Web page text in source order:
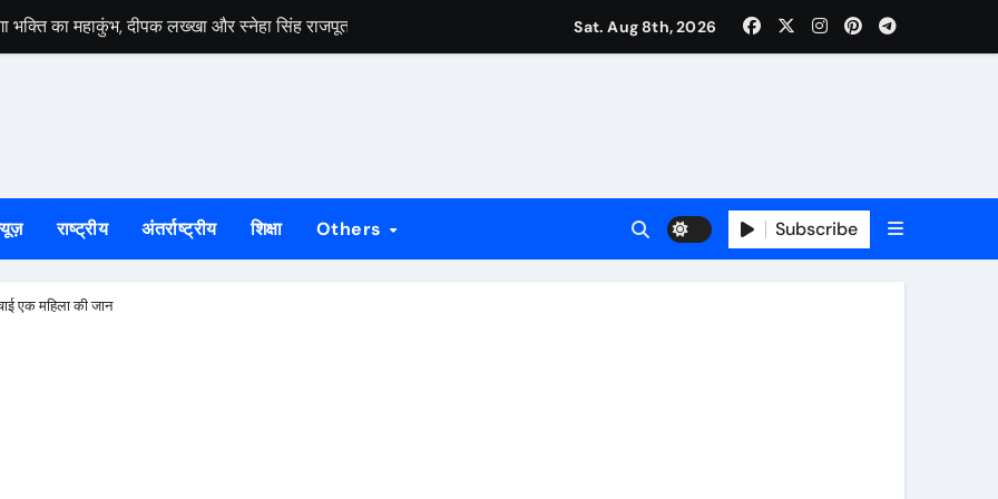
भक्ति का महाकुंभ, दीपक लख्खा और स्नेहा सिंह राजपूत की भजन संध्या होगी आकर्षण
ताकत : सुदेश महतो
1000 कांवरियों का भव्य जत्था, शिव परिवार की झांकी और सांस्कृतिक कार्यक्रम होंगे आकर्षण
भीतर बैठे अनिल महतो की मौत, गांव में मातम
को विधायक सोनाराम सिंकु ने भेंट किए मॉडल नगाड़ा
Sat. Aug 8th, 2026
राष्ट्रीय अंतर्राष्ट्रीय शिक्षा Others Subscribe
एक महिला की जान